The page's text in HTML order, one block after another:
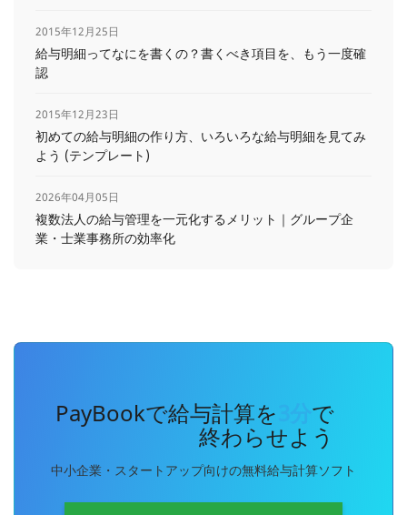
2015年12月25日
給与明細ってなにを書くの？書くべき項目を、もう一度確
認
2015年12月23日
初めての給与明細の作り方、いろいろな給与明細を見てみ
よう (テンプレート)
2026年04月05日
複数法人の給与管理を一元化するメリット｜グループ企
業・士業事務所の効率化
PayBookで給与計算を で
終わらせよう
中小企業・スタートアップ向けの無料給与計算ソフト